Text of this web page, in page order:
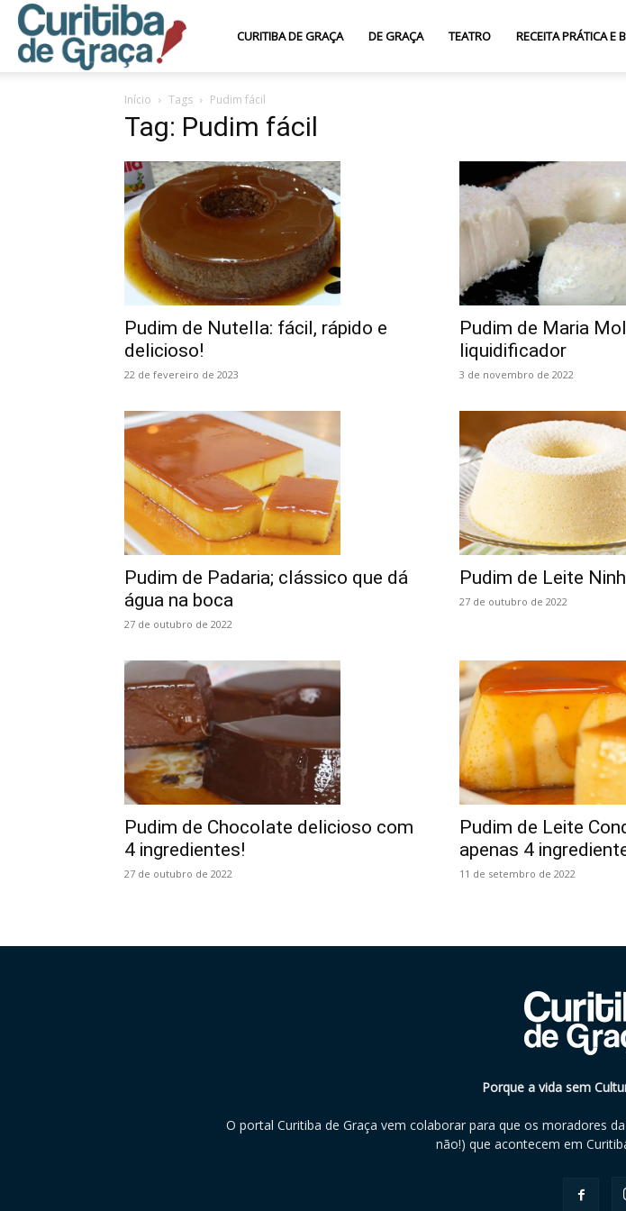
Curitiba
de
Graça
CURITIBA DE GRAÇA DE GRAÇA TEATRO RECEITA PRÁTICA E
Início Tags Pudim fácil
Tag: Pudim fácil
Pudim de Nutella: fácil, rápido e
delicioso!
22 de fevereiro de 2023
Pudim de Maria
liquidificador
3 de novembro de 2022
Pudim de Padaria; clássico que dá
água na boca
27 de outubro de 2022
Pudim de Leite
27 de outubro de 2022
Pudim de Chocolate delicioso com
4 ingredientes!
27 de outubro de 2022
Pudim de Leite
apenas 4
11 de setembro de 2022
Porque a vida sem
O portal Curitiba de Graça vem colaborar para que os moradores
não!) que acontecem em